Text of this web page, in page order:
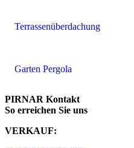
Terrassenüberdachung
Garten Pergola
PIRNAR Kontakt
So erreichen Sie uns
VERKAUF: